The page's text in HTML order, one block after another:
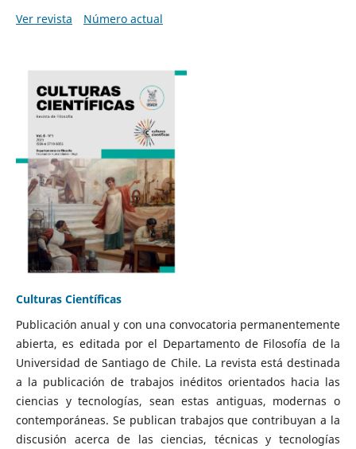
Ver revista
Número actual
Culturas Científicas
Publicación anual y con una convocatoria permanentemente
abierta, es editada por el Departamento de Filosofía de la
Universidad de Santiago de Chile. La revista está destinada
a la publicación de trabajos inéditos orientados hacia las
ciencias y tecnologías, sean estas antiguas, modernas o
contemporáneas. Se publican trabajos que contribuyan a la
discusión acerca de las ciencias, técnicas y tecnologías